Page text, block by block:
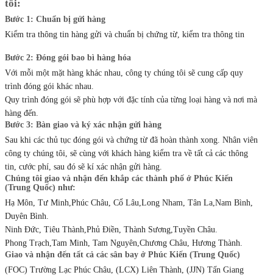
tôi:
Bước 1: Chuẩn bị gửi hàng
Kiểm tra thông tin hàng gửi và chuẩn bị chứng từ, kiểm tra thông tin
Bước 2: Đóng gói bao bì hàng hóa
Với mỗi một mặt hàng khác nhau, công ty chúng tôi sẽ cung cấp quy
trình đóng gói khác nhau.
Quy trình đóng gói sẽ phù hợp với đặc tính của từng loại hàng và nơi mà
hàng đến.
Bước 3: Bàn giao và ký xác nhận gửi hàng
Sau khi các thủ tục đóng gói và chứng từ đã hoàn thành xong. Nhân viên
công ty chúng tôi, sẽ cùng với khách hàng kiểm tra về tất cả các thông
tin, cước phí, sau đó sẽ kí xác nhận gửi hàng.
Chúng tôi giao và nhận đến khắp các thành phố ở Phúc Kiến
(Trung Quốc) như:
Hạ Môn, Tư Minh,Phúc Châu, Cổ Lâu,Long Nham, Tân La,Nam Bình,
Duyên Bình.
Ninh Đức, Tiêu Thành,Phủ Điền, Thành Sương,Tuyền Châu.
Phong Trạch,Tam Minh, Tam Nguyên,Chương Châu, Hương Thành.
Giao và nhận đến tất cả các sân bay ở Phúc Kiến (Trung Quốc)
(FOC) Trường Lạc Phúc Châu, (LCX) Liên Thành, (JJN) Tấn Giang